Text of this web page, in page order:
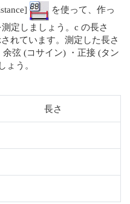
を使って、作っ
定しましょう。c の長さ
れています。測定した長さ
弦 (コサイン) ・正接 (タン
ょう。
長さ